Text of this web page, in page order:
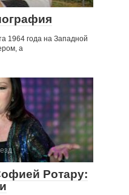
1964 года на Западной
а
Ротару: